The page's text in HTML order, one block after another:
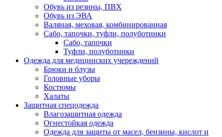
Обувь из резины, ПВХ
Обувь из ЭВА
Валяная, меховая, комбинированная
Сабо, тапочки, туфли, полуботинки
Сабо, тапочки
Туфли, полуботинки
Одежда для медицинских учереждений
Брюки и блузы
Головные уборы
Костюмы
Халаты
Защитная спецодежда
Влагозащитная одежда
Огнестойкая одежда
Одежда для защиты от масел, бензины, кислот и